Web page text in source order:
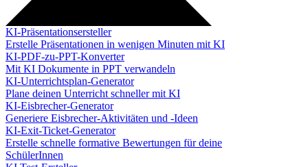
KI-Präsentationsersteller
Erstelle Präsentationen in wenigen Minuten mit KI
KI-PDF-zu-PPT-Konverter
Mit KI Dokumente in PPT verwandeln
KI-Unterrichtsplan-Generator
Plane deinen Unterricht schneller mit KI
KI-Eisbrecher-Generator
Generiere Eisbrecher-Aktivitäten und -Ideen
KI-Exit-Ticket-Generator
Erstelle schnelle formative Bewertungen für deine
SchülerInnen